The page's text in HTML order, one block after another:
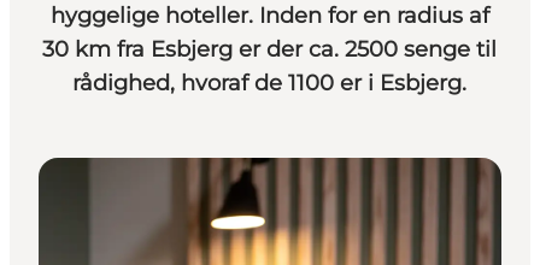
hyggelige hoteller. Inden for en radius af
30 km fra Esbjerg er der ca. 2500 senge til
rådighed, hvoraf de 1100 er i Esbjerg.